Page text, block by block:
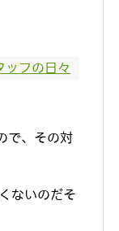
ッフの日々
で、その対
ないのだそ